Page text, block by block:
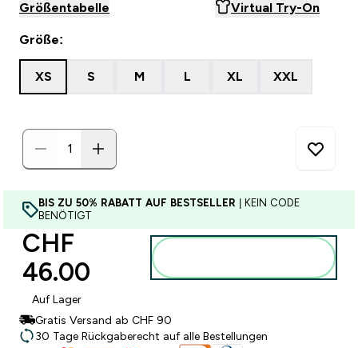
Größentabelle Virtual Try-On
Größe:
XS S M L XL XXL
BIS ZU 50% RABATT AUF BESTSELLER | KEIN CODE
BENÖTIGT
CHF
46.00‎
Auf Lager
Gratis Versand ab CHF 90
30 Tage Rückgaberecht auf alle Bestellungen